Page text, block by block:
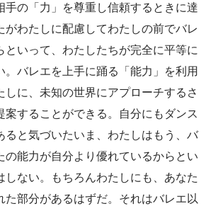
手の「力」を尊重し信頼するときに達
がわたしに配慮してわたしの前でバレ
といって、わたしたちが完全に平等に
。バレエを上手に踊る「能力」を利用
しに、未知の世界にアプローチするさ
案することができる。自分にもダンス
ると気づいたいま、わたしはもう、バ
の能力が自分より優れているからとい
しない。もちろんわたしにも、あなた
た部分があるはずだ。それはバレエ以